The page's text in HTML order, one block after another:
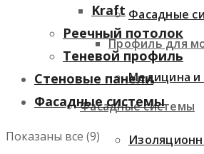
Профиль для
Фасадные системы
Фасадные
Медицина и
Kraft
Реечный потолок
Теневой профиль
Стеновые панели
Фасадные системы
Показаны все (9)